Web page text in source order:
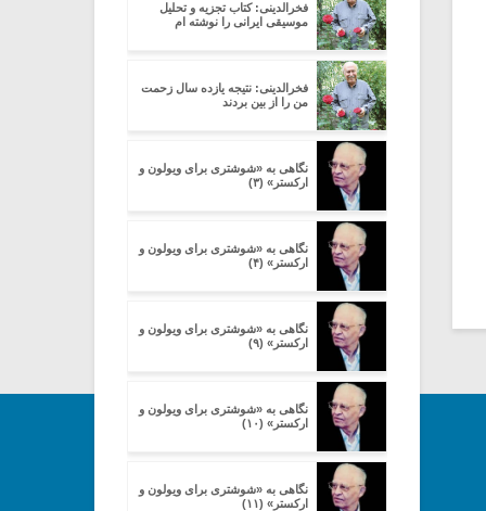
فخرالدینی: کتاب تجزیه و تحلیل
موسیقی ایرانی را نوشته ام
فخرالدینی: نتیجه یازده سال زحمت
من را از بین بردند
نگاهی به «شوشتری برای ویولون و
ارکستر» (۳)
نگاهی به «شوشتری برای ویولون و
ارکستر» (۴)
نگاهی به «شوشتری برای ویولون و
ارکستر» (۹)
نگاهی به «شوشتری برای ویولون و
ارکستر» (۱۰)
نگاهی به «شوشتری برای ویولون و
ارکستر» (۱۱)